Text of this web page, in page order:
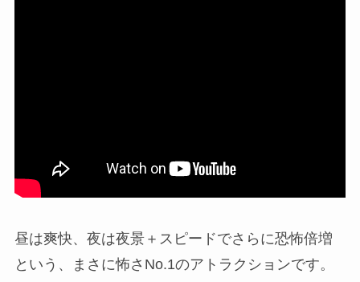
昼は爽快、夜は夜景＋スピードでさらに恐怖倍増
という、まさに怖さNo.1のアトラクションです。